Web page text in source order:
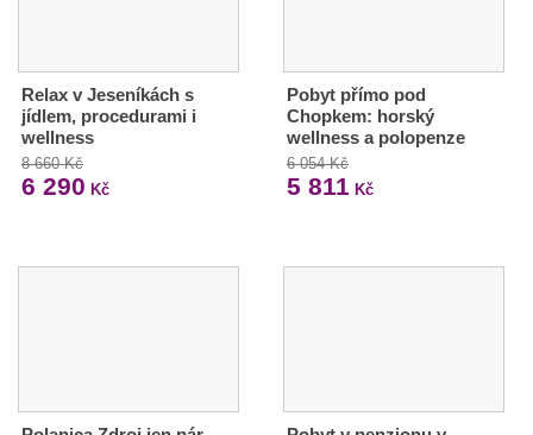
Relax v Jeseníkách s
jídlem, procedurami i
wellness
8 660 Kč
6 290 Kč
Pobyt přímo pod
Chopkem: horský
wellness a polopenze
6 054 Kč
5 811 Kč